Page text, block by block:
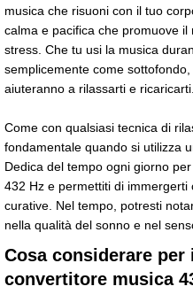
musica che risuoni con il tuo
calma e pacifica che promuove
stress. Che tu usi la musica
semplicemente come
aiuteranno a rilassarti e ricaricarti.
Come con qualsiasi tecnica di
fondamentale quando si utilizza
Dedica del tempo ogni giorno
432 Hz e permettiti di
curative. Nel tempo, potresti
nella qualità del sonno e nel
Cosa considerare
convertitore musica